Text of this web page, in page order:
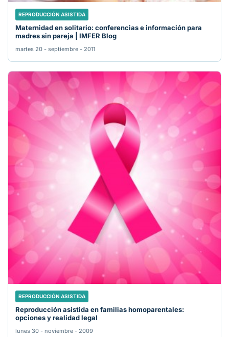
REPRODUCCIÓN ASISTIDA
Maternidad en solitario: conferencias e información para
madres sin pareja | IMFER Blog
martes 20 - septiembre - 2011
REPRODUCCIÓN ASISTIDA
Reproducción asistida en familias homoparentales:
opciones y realidad legal
lunes 30 - noviembre - 2009